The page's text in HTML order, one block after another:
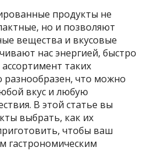
продукты не
но и позволяют
вещества и вкусовые
нас энергией, быстро
таких
разнообразен, что можно
вкус и любую
В этой статье вы
выбрать, как их
чтобы ваш
гастрономическим